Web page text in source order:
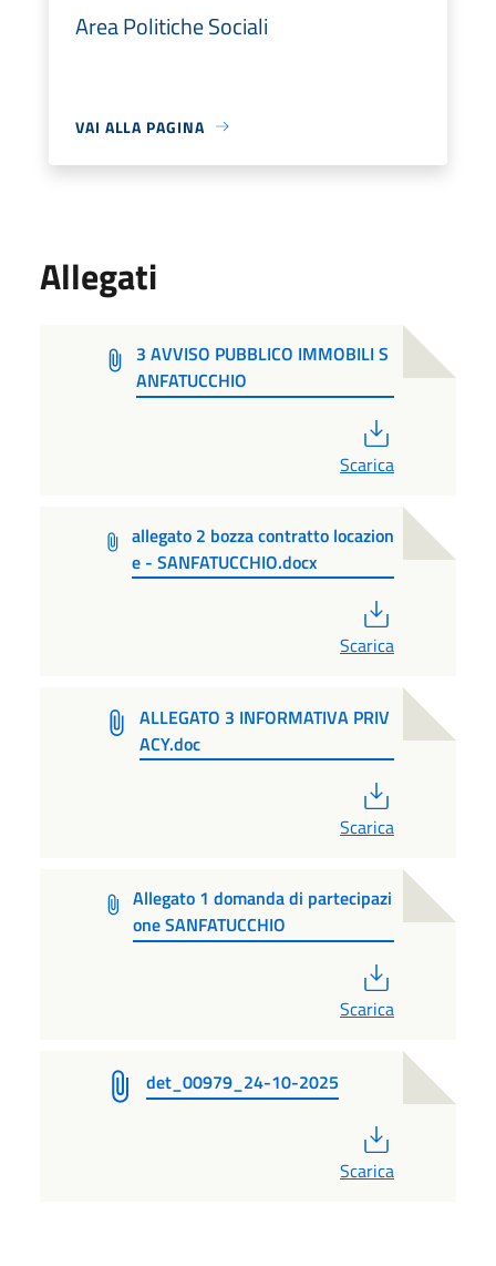
Area Politiche Sociali
VAI ALLA PAGINA
Allegati
3 AVVISO PUBBLICO IMMOBILI S
ANFATUCCHIO
Scarica
allegato 2 bozza contratto locazion
e - SANFATUCCHIO.docx
Scarica
ALLEGATO 3 INFORMATIVA PRIV
ACY.doc
Scarica
Allegato 1 domanda di partecipazi
one SANFATUCCHIO
Scarica
det_00979_24-10-2025
Scarica